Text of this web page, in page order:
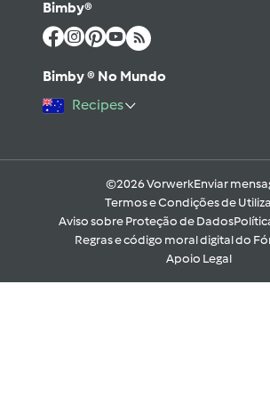
Bimby®
Bimby ® No Mundo
Recipes
©2026 VorwerkEnviar
Termos e Condições de
Aviso sobre Proteção de Dados
Regras e código moral digital do
Apoio Legal